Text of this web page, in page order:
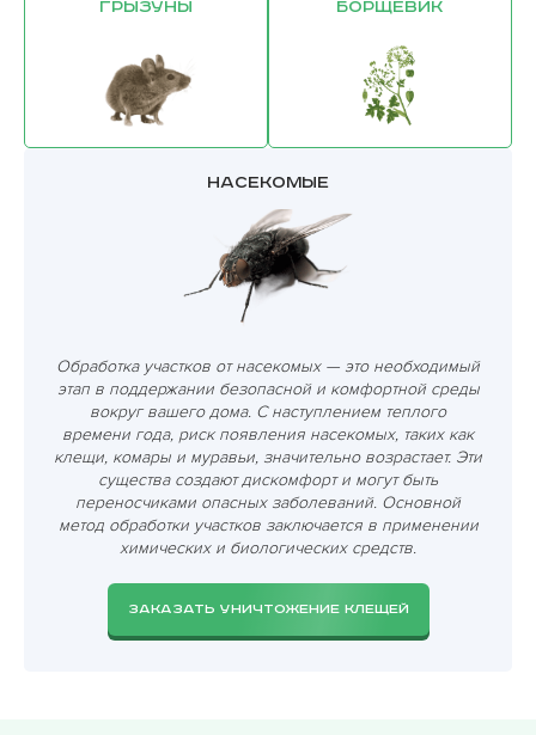
Грызуны Борщевик
Насекомые
Обработка участков от насекомых — это необходимый
этап в поддержании безопасной и комфортной среды
вокруг вашего дома. С наступлением теплого
времени года, риск появления насекомых, таких как
клещи, комары и муравьи, значительно возрастает. Эти
существа создают дискомфорт и могут быть
переносчиками опасных заболеваний. Основной
метод обработки участков заключается в применении
химических и биологических средств.
ЗАКАЗАТЬ УНИЧТОЖЕНИЕ КЛЕЩЕЙ